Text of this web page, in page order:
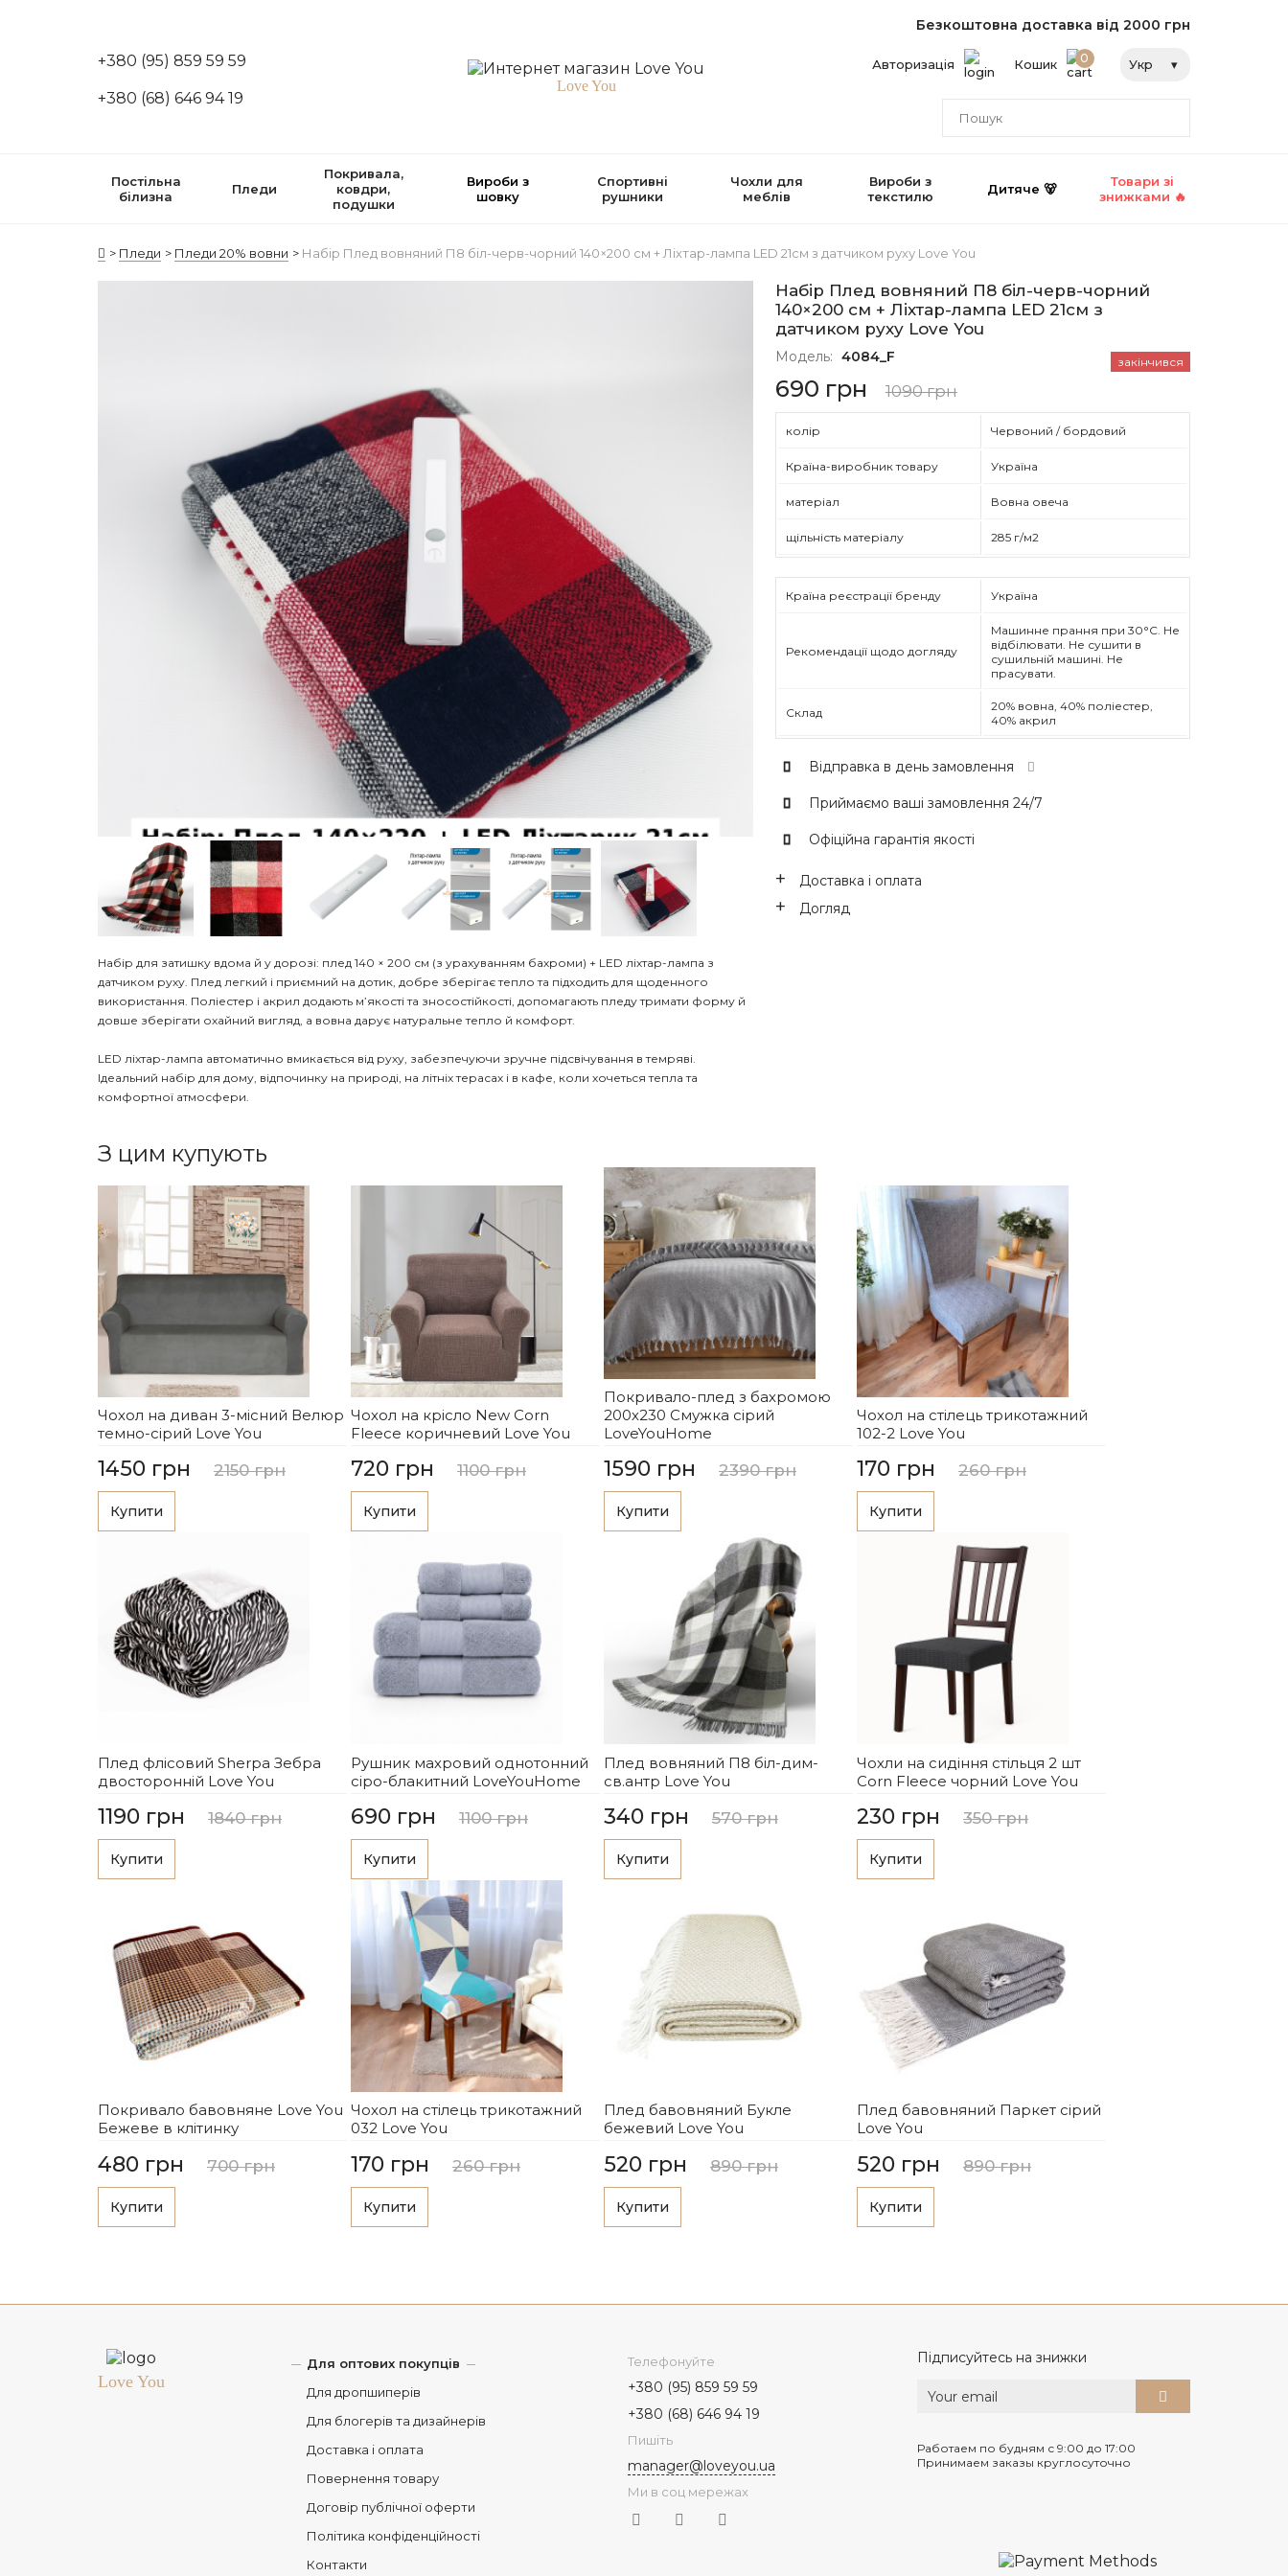
+380 (95) 859 59 59
+380 (68) 646 94 19
Love You
Безкоштовна доставка від 2000 грн
Авторизація Кошик 0 Укр
Постільна
білизна
Пледи
Покривала,
ковдри,
подушки
Вироби з
шовку
Спортивні
рушники
Чохли для
меблів
Вироби з
текстилю
Дитяче 🐻
Товари зі
знижками 🔥
Пледи Пледи 20% вовни Набір Плед вовняний П8 біл-черв-чорний 140×200 см + Ліхтар-лампа LED 21см з датчиком руху Love You
Набір Плед вовняний П8 біл-черв-чорний
140×200 см + Ліхтар-лампа LED 21см з
датчиком руху Love You
Модель: 4084_F закінчився
690 грн 1090 грн
колір Червоний / бордовий
Країна-виробник товару Україна
матеріал Вовна овеча
щільність матеріалу 285 г/м2
Країна реєстрації бренду Україна
Рекомендації щодо догляду
Машинне прання при 30°C. Не
відбілювати. Не сушити в
сушильній машині. Не
прасувати.
Склад
20% вовна, 40% поліестер,
40% акрил
Відправка в день замовлення
Приймаємо ваші замовлення 24/7
Офіційна гарантія якості
Доставка і оплата
Догляд
Набір для затишку вдома й у дорозі: плед 140 × 200 см (з урахуванням бахроми) + LED ліхтар-лампа з
датчиком руху. Плед легкий і приємний на дотик, добре зберігає тепло та підходить для щоденного
використання. Поліестер і акрил додають м’якості та зносостійкості, допомагають пледу тримати форму й
довше зберігати охайний вигляд, а вовна дарує натуральне тепло й комфорт.
LED ліхтар-лампа автоматично вмикається від руху, забезпечуючи зручне підсвічування в темряві.
Ідеальний набір для дому, відпочинку на природі, на літніх терасах і в кафе, коли хочеться тепла та
комфортної атмосфери.
З цим купують
Чохол на диван 3-місний Велюр
темно-сірий Love You
1450 грн 2150 грн
Купити
Чохол на крісло New Corn
Fleece коричневий Love You
720 грн 1100 грн
Купити
Покривало-плед з бахромою
200х230 Смужка сірий
LoveYouHome
1590 грн 2390 грн
Купити
Чохол на стілець трикотажний
102-2 Love You
170 грн 260 грн
Купити
Плед флісовий Sherpa Зебра
двосторонній Love You
1190 грн 1840 грн
Купити
Рушник махровий однотонний
сіро-блакитний LoveYouHome
690 грн 1100 грн
Купити
Плед вовняний П8 біл-дим-
св.антр Love You
340 грн 570 грн
Купити
Чохли на сидіння стільця 2 шт
Corn Fleece чорний Love You
230 грн 350 грн
Купити
Покривало бавовняне Love You
Бежеве в клітинку
480 грн 700 грн
Купити
Чохол на стілець трикотажний
032 Love You
170 грн 260 грн
Купити
Плед бавовняний Букле
бежевий Love You
520 грн 890 грн
Купити
Плед бавовняний Паркет сірий
Love You
520 грн 890 грн
Купити
Love You
Для оптових покупців
Для дропшиперів
Для блогерів та дизайнерів
Доставка і оплата
Повернення товару
Договір публічної оферти
Політика конфіденційності
Контакти
Телефонуйте
+380 (95) 859 59 59
+380 (68) 646 94 19
Пишіть
manager@loveyou.ua
Ми в соц мережах
Підписуйтесь на знижки
Работаем по будням с 9:00 до 17:00
Принимаем заказы круглосуточно